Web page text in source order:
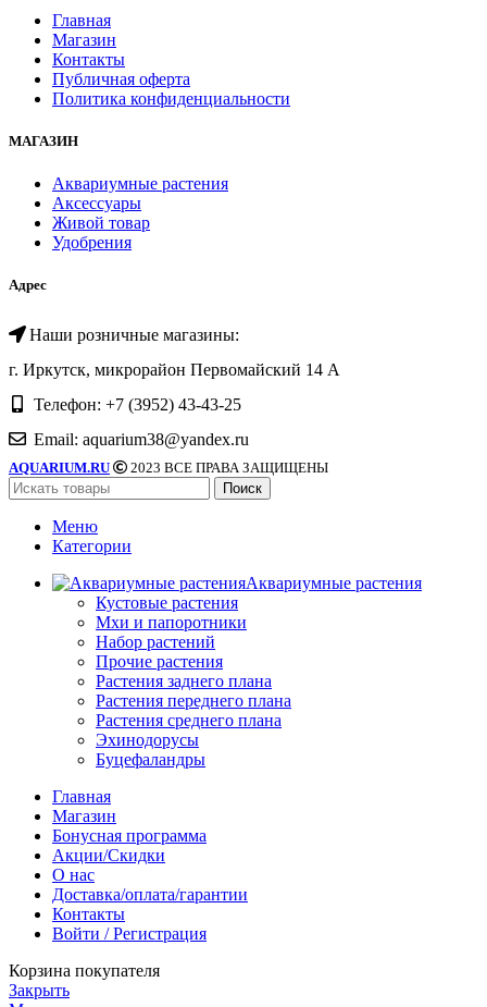
Главная
Магазин
Контакты
Публичная оферта
Политика конфиденциальности
МАГАЗИН
Аквариумные растения
Аксессуары
Живой товар
Удобрения
Адрес
Наши розничные магазины:
г. Иркутск, микрорайон Первомайский 14 А
Телефон: +7 (3952) 43-43-25
Email: aquarium38@yandex.ru
AQUARIUM.RU
2023 ВСЕ ПРАВА ЗАЩИЩЕНЫ
Поиск
Меню
Категории
Аквариумные растения
Кустовые растения
Мхи и папоротники
Набор растений
Прочие растения
Растения заднего плана
Растения переднего плана
Растения среднего плана
Эхинодорусы
Буцефаландры
Главная
Магазин
Бонусная программа
Акции/Скидки
О нас
Доставка/оплата/гарантии
Контакты
Войти / Регистрация
Корзина покупателя
Закрыть